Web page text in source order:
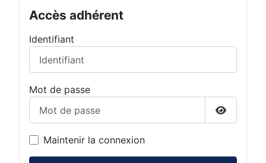
Accès adhérent
Identifiant
Mot de passe
Afficher
Maintenir la connexion